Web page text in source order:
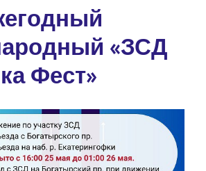
«ЗСД
Фест»